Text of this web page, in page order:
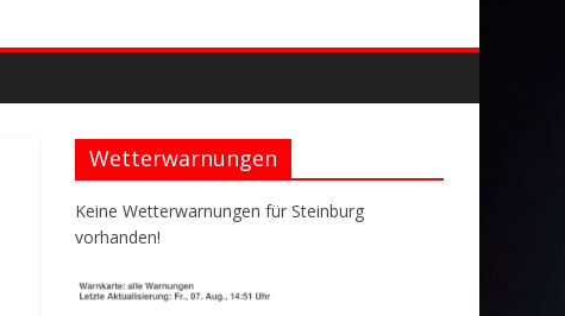
Wetterwarnungen
Keine Wetterwarnungen für Steinburg
vorhanden!